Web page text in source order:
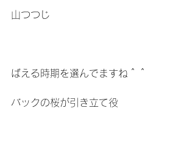
山つつじ
ばえる時期を選んでますね＾＾
バックの桜が引き立て役